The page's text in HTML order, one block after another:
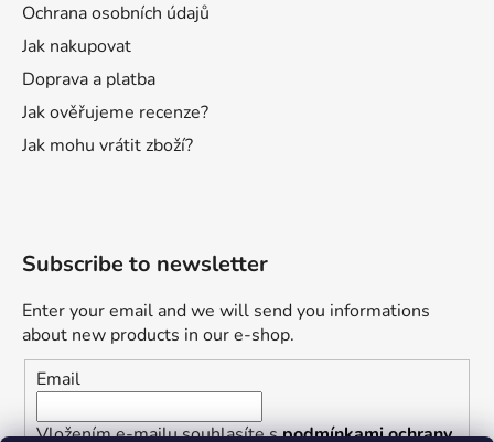
Ochrana osobních údajů
Jak nakupovat
Doprava a platba
Jak ověřujeme recenze?
Jak mohu vrátit zboží?
Subscribe to newsletter
Enter your email and we will send you informations
about new products in our e-shop.
Email
Vložením e-mailu souhlasíte spodmínkami ochrany